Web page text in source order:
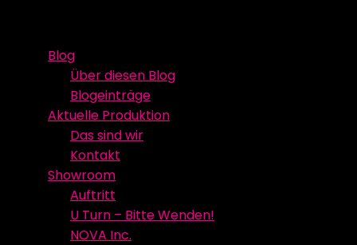
contentBlog
Über diesen Blog
Blogeinträge
Aktuelle Produktion
Das sind wir
Kontakt
Showroom
Auftritt
U Turn – Bitte Wenden!
NOVA Inc.